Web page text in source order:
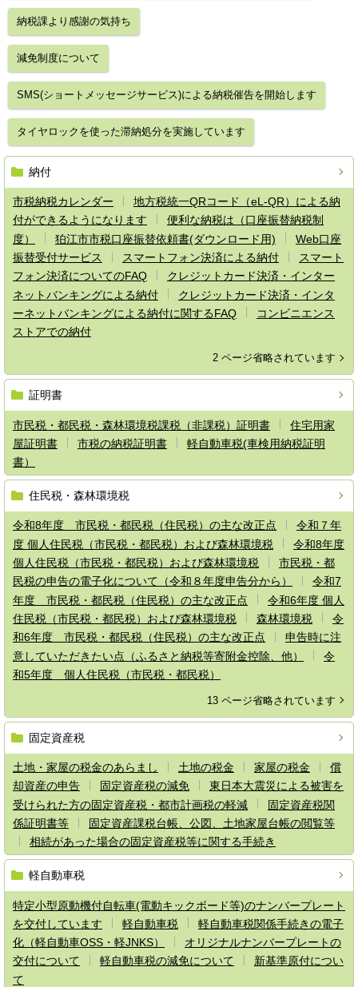
納税課より感謝の気持ち
減免制度について
SMS(ショートメッセージサービス)による納税催告を開始します
タイヤロックを使った滞納処分を実施しています
納付
市税納税カレンダー
地方税統一QRコード（eL-QR）による納
付ができるようになります
便利な納税は（口座振替納税制
度）
狛江市市税口座振替依頼書(ダウンロード用)
Web口座
振替受付サービス
スマートフォン決済による納付
スマート
フォン決済についてのFAQ
クレジットカード決済・インター
ネットバンキングによる納付
クレジットカード決済・インタ
ーネットバンキングによる納付に関するFAQ
コンビニエンス
ストアでの納付
2 ページ省略されています
証明書
市民税・都民税・森林環境税課税（非課税）証明書
住宅用家
屋証明書
市税の納税証明書
軽自動車税(車検用納税証明
書）
住民税・森林環境税
令和8年度 市民税・都民税（住民税）の主な改正点
令和７年
度 個人住民税（市民税・都民税）および森林環境税
令和8年度
個人住民税（市民税・都民税）および森林環境税
市民税・都
民税の申告の電子化について（令和８年度申告分から）
令和7
年度 市民税・都民税（住民税）の主な改正点
令和6年度 個人
住民税（市民税・都民税）および森林環境税
森林環境税
令
和6年度 市民税・都民税（住民税）の主な改正点
申告時に注
意していただきたい点（ふるさと納税等寄附金控除、他）
令
和5年度 個人住民税（市民税・都民税）
13 ページ省略されています
固定資産税
土地・家屋の税金のあらまし 土地の税金 家屋の税金
償
却資産の申告
固定資産税の減免
東日本大震災による被害を
受けられた方の固定資産税・都市計画税の軽減
固定資産税関
係証明書等
固定資産課税台帳、公図、土地家屋台帳の閲覧等
相続があった場合の固定資産税等に関する手続き
軽自動車税
特定小型原動機付自転車(電動キックボード等)のナンバープレート
を交付しています
軽自動車税
軽自動車税関係手続きの電子
化（軽自動車OSS・軽JNKS）
オリジナルナンバープレートの
交付について
軽自動車税の減免について
新基準原付につい
て